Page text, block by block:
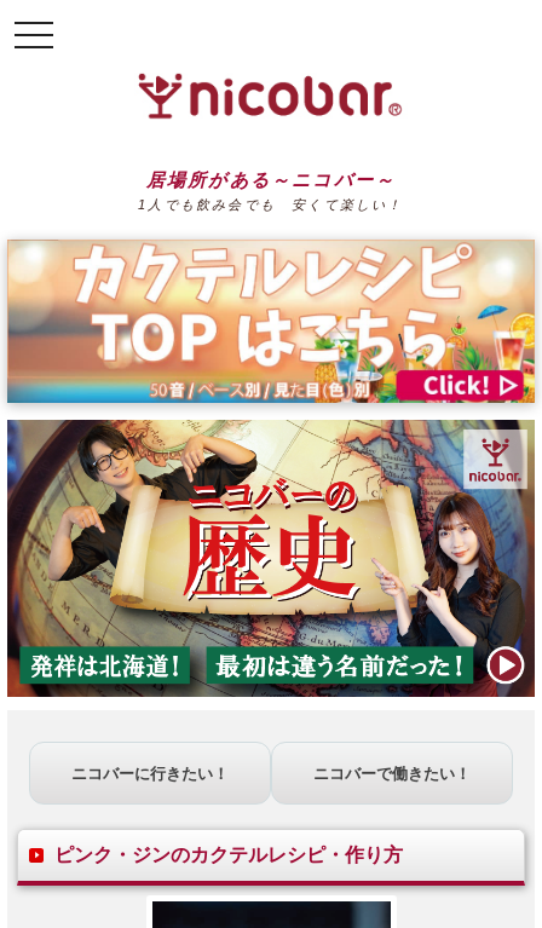
居場所がある～ニコバー～
1人でも飲み会でも 安くて楽しい！
toggle
navigation
ニコバーに行きたい！ ニコバーで働きたい！
ピンク・ジンのカクテルレシピ・作り方